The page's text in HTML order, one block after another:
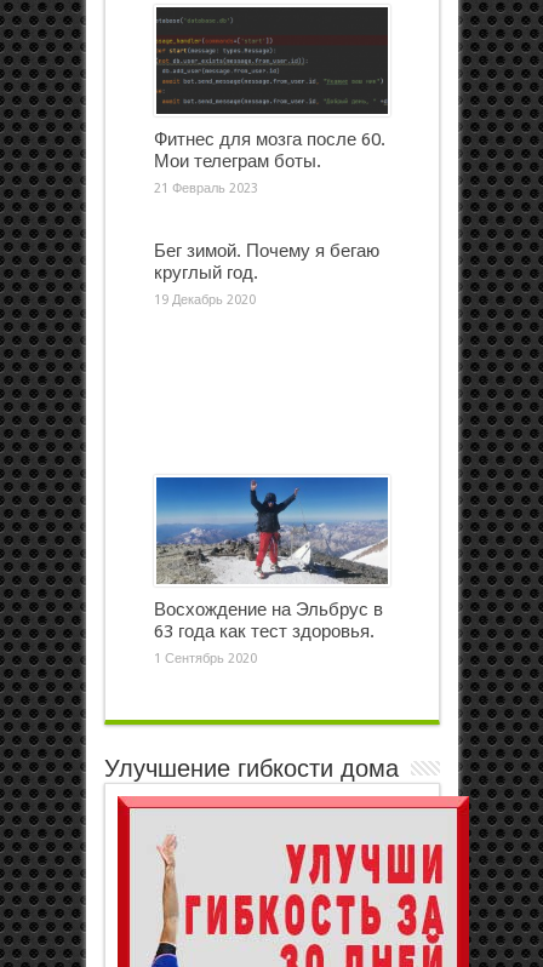
Фитнес для мозга после 60.
Мои телеграм боты.
21 Февраль 2023
Бег зимой. Почему я бегаю
круглый год.
19 Декабрь 2020
Восхождение на Эльбрус в
63 года как тест здоровья.
1 Сентябрь 2020
Улучшение гибкости дома